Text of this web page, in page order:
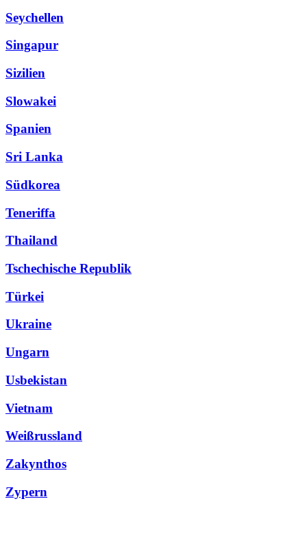
Seychellen
Singapur
Sizilien
Slowakei
Spanien
Sri Lanka
Südkorea
Teneriffa
Thailand
Tschechische Republik
Türkei
Ukraine
Ungarn
Usbekistan
Vietnam
Weißrussland
Zakynthos
Zypern